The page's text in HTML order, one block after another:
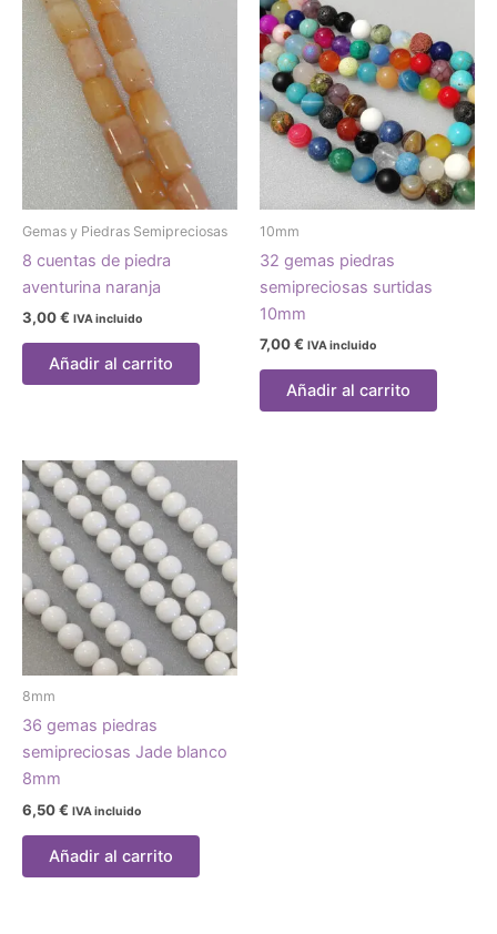
Gemas y Piedras Semipreciosas
8 cuentas de piedra
aventurina naranja
3,00€ IVA incluido
Añadir al carrito
10mm
32 gemas piedras
semipreciosas surtidas
10mm
7,00€ IVA incluido
Añadir al carrito
8mm
36 gemas piedras
semipreciosas Jade blanco
8mm
6,50€ IVA incluido
Añadir al carrito